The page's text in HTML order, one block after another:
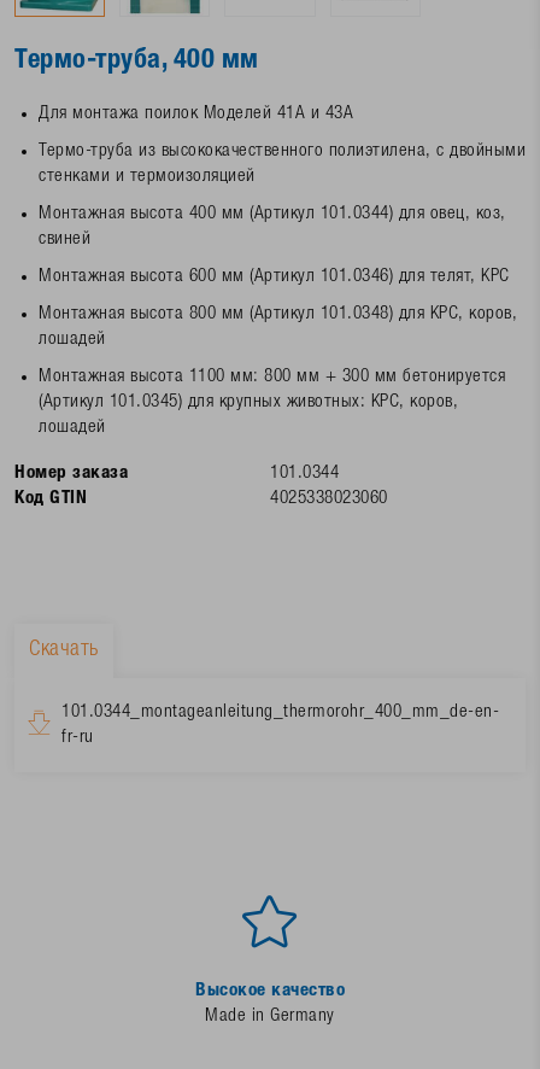
Термо-труба, 400 мм
Для монтажа поилок Моделей 41A и 43А
Термо-труба из высококачественного полиэтилена, с двойными
стенками и термоизоляцией
Монтажная высота 400 мм (Артикул 101.0344) для овец, коз,
свиней
Монтажная высота 600 мм (Артикул 101.0346) для телят, КРС
Монтажная высота 800 мм (Артикул 101.0348) для КРС, коров,
лошадей
Монтажная высота 1100 мм: 800 мм + 300 мм бетонируется
(Артикул 101.0345) для крупных животных: КРС, коров,
лошадей
Номер заказа
101.0344
Код GTIN
4025338023060
Скачать
101.0344_montageanleitung_thermorohr_400_mm_de-en-
fr-ru
Высокое качество
Made in Germany